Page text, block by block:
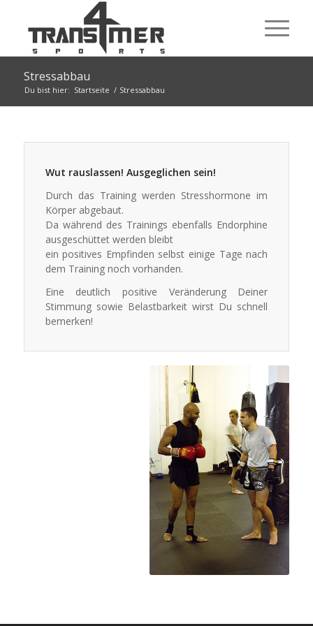
Stressabbau
Du bist hier: Startseite / Stressabbau
Wut rauslassen! Ausgeglichen sein!
Durch das Training werden Stresshormone im
Körper abgebaut.
Da während des Trainings ebenfalls Endorphine
ausgeschüttet werden bleibt
ein positives Empfinden selbst einige Tage nach
dem Training noch vorhanden.
Eine deutlich positive Veränderung Deiner
Stimmung sowie Belastbarkeit wirst Du schnell
bemerken!